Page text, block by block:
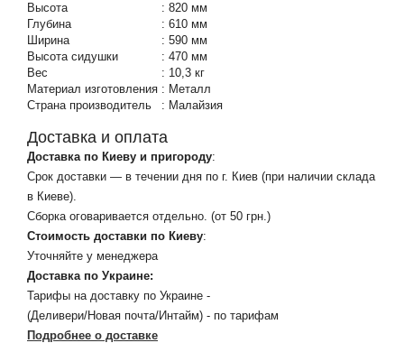
Высота
: 820 мм
Глубина
: 610 мм
Ширина
: 590 мм
Высота сидушки
: 470 мм
Вес
: 10,3 кг
Материал изготовления : Металл
Страна производитель
: Малайзия
Доставка и оплата
Доставка по Киеву и пригороду:
Срок доставки — в течении дня по г. Киев (при наличии склада
в Киеве).
Сборка оговаривается отдельно. (от 50 грн.)
Стоимость доставки по Киеву:
Уточняйте у менеджера
Доставка по Украине:
Тарифы на доставку по Украине -
(Деливери/Новая почта/Интайм) - по тарифам
Подробнее о доставке